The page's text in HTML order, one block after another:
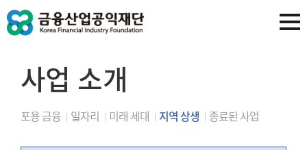
사업 소개
포용 금융 일자리 미래 세대 지역 상생 종료된 사업